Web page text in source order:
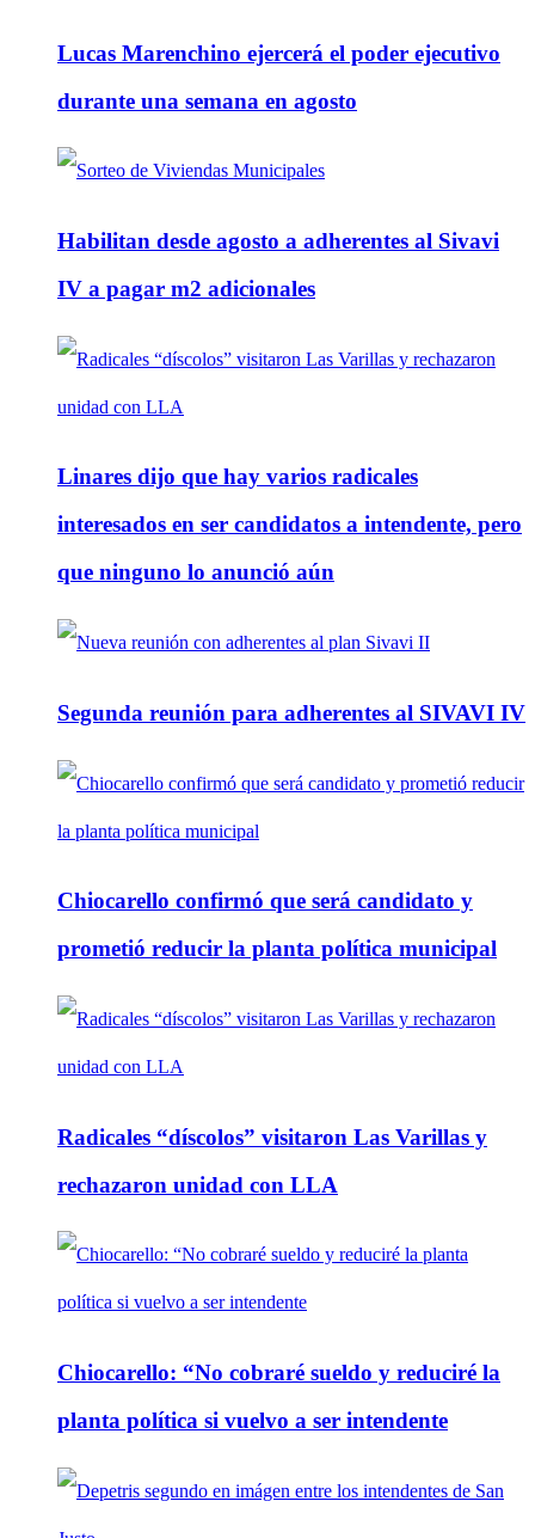
Lucas Marenchino ejercerá el poder ejecutivo
durante una semana en agosto
Habilitan desde agosto a adherentes al Sivavi
IV a pagar m2 adicionales
Linares dijo que hay varios radicales
interesados en ser candidatos a intendente, pero
que ninguno lo anunció aún
Segunda reunión para adherentes al SIVAVI IV
Chiocarello confirmó que será candidato y
prometió reducir la planta política municipal
Radicales “díscolos” visitaron Las Varillas y
rechazaron unidad con LLA
Chiocarello: “No cobraré sueldo y reduciré la
planta política si vuelvo a ser intendente